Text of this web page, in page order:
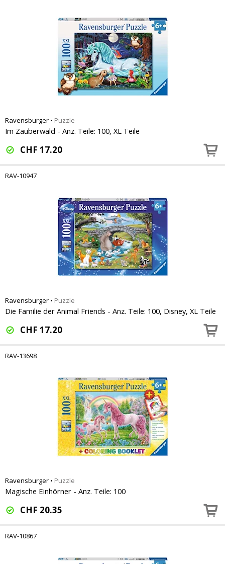
Ravensburger • Puzzle
Im Zauberwald - Anz. Teile: 100, XL Teile
CHF 17.20
RAV-10947
Ravensburger • Puzzle
Die Familie der Animal Friends - Anz. Teile: 100, Disney, XL Teile
CHF 17.20
RAV-13698
Ravensburger • Puzzle
Magische Einhörner - Anz. Teile: 100
CHF 20.35
RAV-10867